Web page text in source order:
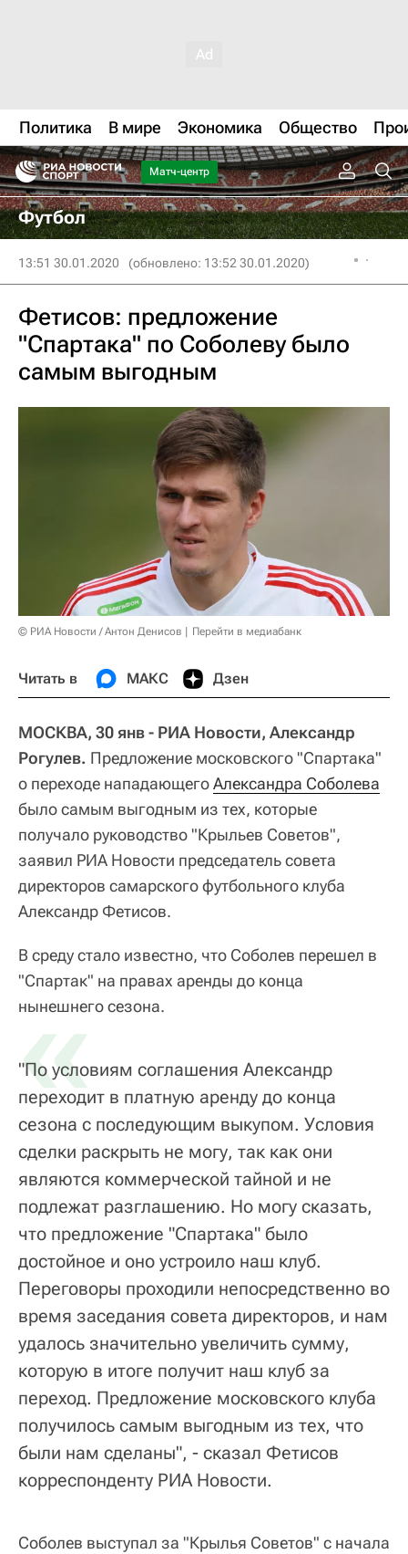
Политика В мире Экономика Общество
Матч-центр
Футбол
13:51 30.01.2020 (обновлено: 13:52 30.01.2020)
Фетисов: предложение
"Спартака" по Соболеву было
самым выгодным
© РИА Новости / Антон Денисов Перейти в медиабанк
Читать в МАКС Дзен
МОСКВА, 30 янв - РИА Новости, Александр
Рогулев. Предложение московского "Спартака"
о переходе нападающегоАлександра Соболева
было самым выгодным из тех, которые
получало руководство "Крыльев Советов",
заявил РИА Новости председатель совета
директоров самарского футбольного клуба
Александр Фетисов.
В среду стало известно, что Соболев перешел в
"Спартак" на правах аренды до конца
нынешнего сезона.
«
"По условиям соглашения Александр
переходит в платную аренду до конца
сезона с последующим выкупом. Условия
сделки раскрыть не могу, так как они
являются коммерческой тайной и не
подлежат разглашению. Но могу сказать,
что предложение "Спартака" было
достойное и оно устроило наш клуб.
Переговоры проходили непосредственно во
время заседания совета директоров, и нам
удалось значительно увеличить сумму,
которую в итоге получит наш клуб за
переход. Предложение московского клуба
получилось самым выгодным из тех, что
были нам сделаны", - сказал Фетисов
корреспонденту РИА Новости.
Соболев выступал за "Крылья Советов" с начала